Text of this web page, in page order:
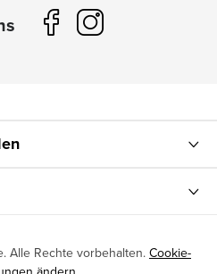
. Alle Rechte vorbehalten. Cookie-